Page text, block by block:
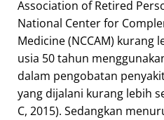
Association of Retired
National Center for
Medicine (NCCAM) kurang
usia 50 tahun
dalam pengobatan
yang dijalani kurang lebih
C, 2015). Sedangkan